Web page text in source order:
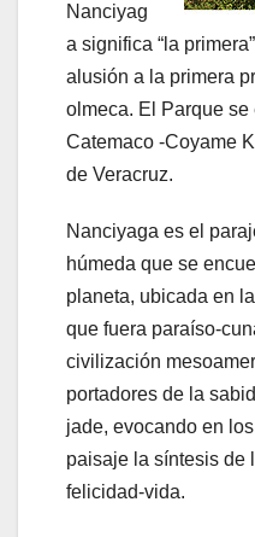
Nanciyag
a significa “la
alusión a la primera
olmeca. El Parque se
Catemaco -Coyame
de Veracruz.
Nanciyaga es el
húmeda que se
planeta, ubicada en
que fuera paraíso-
civilización
portadores de la
jade, evocando en
paisaje la síntesis de
felicidad-vida.